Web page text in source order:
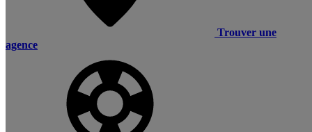
Trouver une
agence